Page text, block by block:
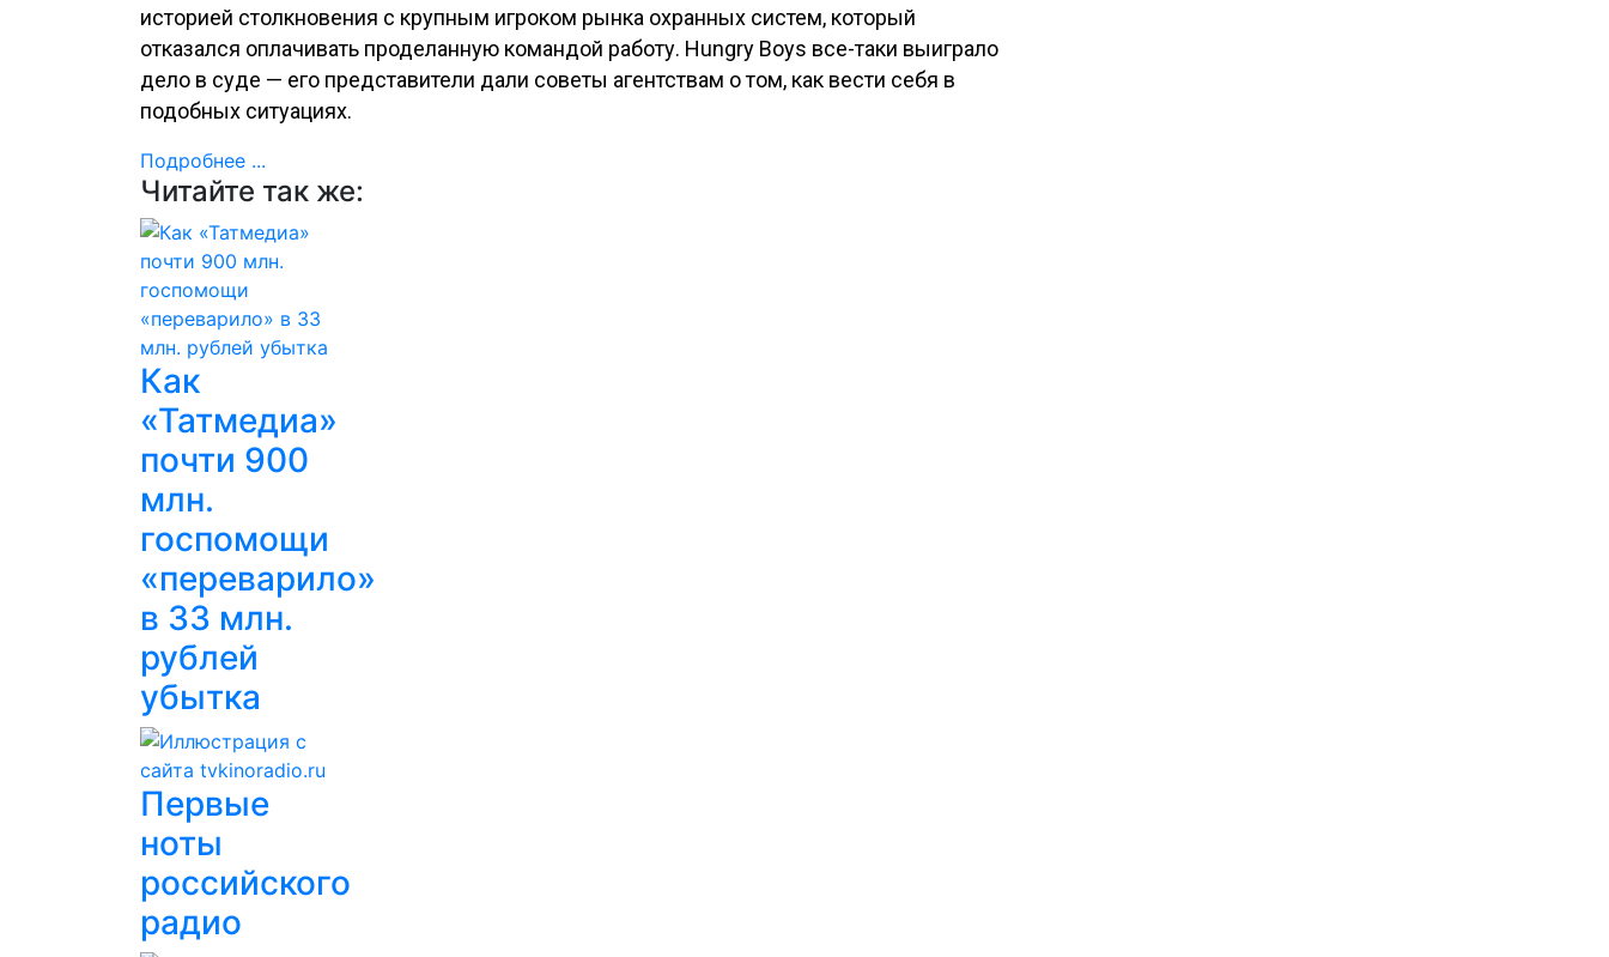
историей столкновения с крупным игроком рынка охранных систем, который
отказался оплачивать проделанную командой работу. Hungry Boys все-таки выиграло
дело в суде — его представители дали советы агентствам о том, как вести себя в
подобных ситуациях.
Подробнее ...
Читайте так же:
Как
«Татмедиа»
почти 900
млн.
госпомощи
«переварило»
в 33 млн.
рублей
убытка
Первые
ноты
российского
радио